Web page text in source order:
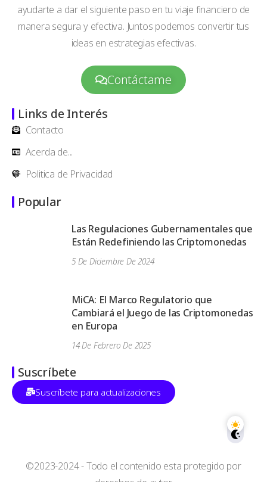
ayudarte a dar el siguiente paso en tu viaje financiero de
manera segura y efectiva. Juntos podemos convertir tus
ideas en estrategias efectivas.
Contáctame
Links de Interés
Contacto
Acerda de...
Politica de Privacidad
Popular
Las Regulaciones Gubernamentales que
Están Redefiniendo las Criptomonedas
5 De Diciembre De 2024
MiCA: El Marco Regulatorio que
Cambiará el Juego de las Criptomonedas
en Europa
14 De Febrero De 2025
Suscríbete
Suscríbete para actualizaciones
©2023-2024 - Todo el contenido esta protegido por